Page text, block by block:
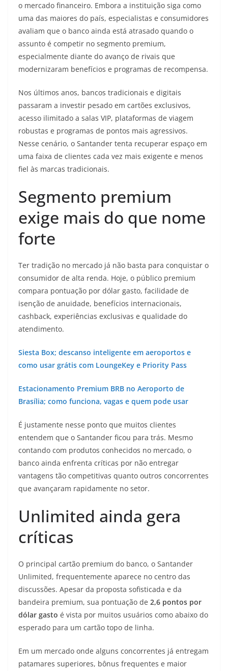
o mercado financeiro. Embora a instituição siga como
uma das maiores do país, especialistas e consumidores
avaliam que o banco ainda está atrasado quando o
assunto é competir no segmento premium,
especialmente diante do avanço de rivais que
modernizaram benefícios e programas de recompensa.
Nos últimos anos, bancos tradicionais e digitais
passaram a investir pesado em cartões exclusivos,
acesso ilimitado a salas VIP, plataformas de viagem
robustas e programas de pontos mais agressivos.
Nesse cenário, o Santander tenta recuperar espaço em
uma faixa de clientes cada vez mais exigente e menos
fiel às marcas tradicionais.
Segmento premium
exige mais do que nome
forte
Ter tradição no mercado já não basta para conquistar o
consumidor de alta renda. Hoje, o público premium
compara pontuação por dólar gasto, facilidade de
isenção de anuidade, benefícios internacionais,
cashback, experiências exclusivas e qualidade do
atendimento.
Siesta Box; descanso inteligente em aeroportos e
como usar grátis com LoungeKey e Priority Pass
Estacionamento Premium BRB no Aeroporto de
Brasília; como funciona, vagas e quem pode usar
É justamente nesse ponto que muitos clientes
entendem que o Santander ficou para trás. Mesmo
contando com produtos conhecidos no mercado, o
banco ainda enfrenta críticas por não entregar
vantagens tão competitivas quanto outros concorrentes
que avançaram rapidamente no setor.
Unlimited ainda gera
críticas
O principal cartão premium do banco, o Santander
Unlimited, frequentemente aparece no centro das
discussões. Apesar da proposta sofisticada e da
bandeira premium, sua pontuação de 2,6 pontos por
dólar gasto é vista por muitos usuários como abaixo do
esperado para um cartão topo de linha.
Em um mercado onde alguns concorrentes já entregam
patamares superiores, bônus frequentes e maior